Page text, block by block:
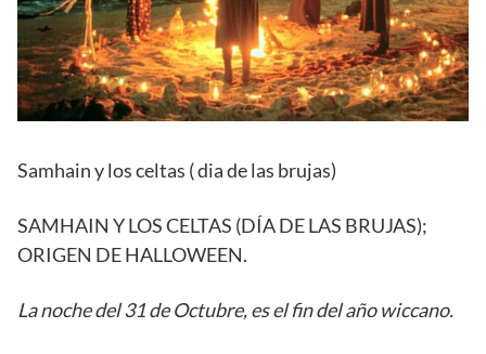
Samhain y los celtas ( dia de las brujas)
SAMHAIN Y LOS CELTAS (DÍA DE LAS BRUJAS);
ORIGEN DE HALLOWEEN.
La noche del 31 de Octubre, es el fin del año wiccano.